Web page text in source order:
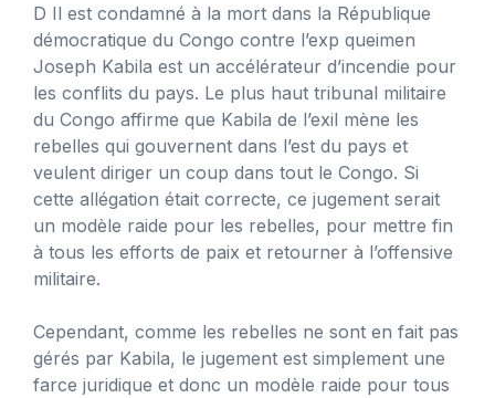
D Il est condamné à la mort dans la République
démocratique du Congo contre l’exp queimen
Joseph Kabila est un accélérateur d’incendie pour
les conflits du pays. Le plus haut tribunal militaire
du Congo affirme que Kabila de l’exil mène les
rebelles qui gouvernent dans l’est du pays et
veulent diriger un coup dans tout le Congo. Si
cette allégation était correcte, ce jugement serait
un modèle raide pour les rebelles, pour mettre fin
à tous les efforts de paix et retourner à l’offensive
militaire.
Cependant, comme les rebelles ne sont en fait pas
gérés par Kabila, le jugement est simplement une
farce juridique et donc un modèle raide pour tous